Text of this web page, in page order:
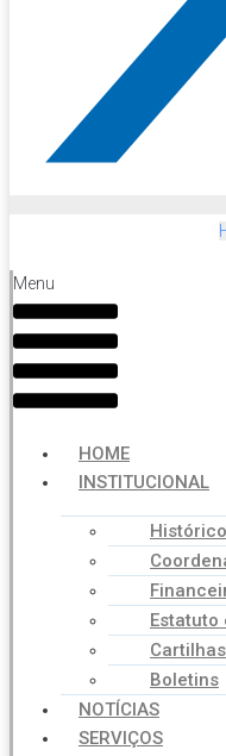
Menu
HOME
INSTITUCIONAL
Histórico
Estatuto
Cartilhas
Boletins
NOTÍCIAS
SERVIÇOS